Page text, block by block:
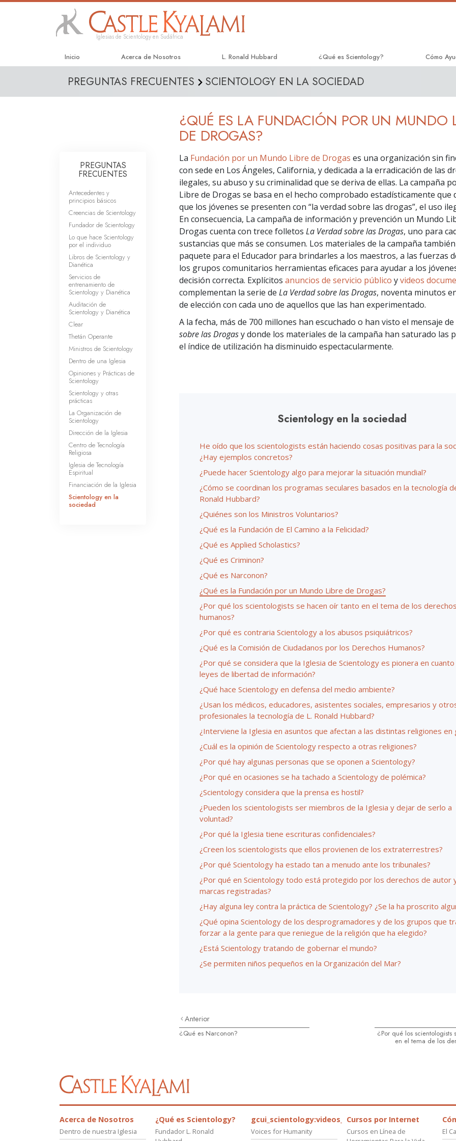
Iglesias de Scientology en Sudáfrica
Inicio Acerca de Nosotros L. Ronald Hubbard ¿Qué es Scientology?
Creencias y Prácticas
Qué dicen los Scientologists acerca de
Dentro de una Iglesia
Los Principios Básicos de Scientology
Una Introducción a Dianética
Amor y Odio: ¿Qué es Grandeza?
Cómo
Criminon
La
Unidos
Comisión
Derechos
Ministros
PREGUNTAS FRECUENTES SCIENTOLOGY EN LA SOCIEDAD
¿QUÉ ES LA FUNDACIÓN POR UN MUNDO
DE DROGAS?
La Fundación por un Mundo Libre de Drogas es una organización sin
con sede en Los Ángeles, California, y dedicada a la erradicación de las
ilegales, su abuso y su criminalidad que se deriva de ellas. La campaña
Libre de Drogas se basa en el hecho comprobado estadísticamente que
que los jóvenes se presenten con “la verdad sobre las drogas”, el uso
En consecuencia, La campaña de información y prevención un Mundo
Drogas cuenta con trece folletos La Verdad sobre las Drogas, uno para
sustancias que más se consumen. Los materiales de la campaña
paquete para el Educador para brindarles a los maestros, a las fuerzas
los grupos comunitarios herramientas eficaces para ayudar a los
decisión correcta. Explícitos anuncios de servicio público yvideos
complementan la serie de La Verdad sobre las Drogas, noventa minutos
de elección con cada uno de aquellos que las han experimentado.
A la fecha, más de 700 millones han escuchado o han visto el mensaje de
sobre las Drogasy donde los materiales de la campaña han saturado las
el índice de utilización ha disminuido espectacularmente.
Scientology en la sociedad
He oído que los scientologists están haciendo cosas positivas para la
¿Hay ejemplos concretos?
¿Puede hacer Scientology algo para mejorar la situación mundial?
¿Cómo se coordinan los programas seculares basados en la tecnología
Ronald Hubbard?
¿Quiénes son los Ministros Voluntarios?
¿Qué es la Fundación de El Camino a la Felicidad?
¿Qué es Applied Scholastics?
¿Qué es Criminon?
¿Qué es Narconon?
¿Qué es la Fundación por un Mundo Libre de Drogas?
¿Por qué los scientologists se hacen oír tanto en el tema de los derechos
humanos?
¿Por qué es contraria Scientology a los abusos psiquiátricos?
¿Qué es la Comisión de Ciudadanos por los Derechos Humanos?
¿Por qué se considera que la Iglesia de Scientology es pionera en cuanto
leyes de libertad de información?
¿Qué hace Scientology en defensa del medio ambiente?
¿Usan los médicos, educadores, asistentes sociales, empresarios y
profesionales la tecnología de L. Ronald Hubbard?
¿Interviene la Iglesia en asuntos que afectan a las distintas religiones en
¿Cuál es la opinión de Scientology respecto a otras religiones?
¿Por qué hay algunas personas que se oponen a Scientology?
¿Por qué en ocasiones se ha tachado a Scientology de polémica?
¿Scientology considera que la prensa es hostil?
¿Pueden los scientologists ser miembros de la Iglesia y dejar de serlo a
voluntad?
¿Por qué la Iglesia tiene escrituras confidenciales?
¿Creen los scientologists que ellos provienen de los extraterrestres?
¿Por qué Scientology ha estado tan a menudo ante los tribunales?
¿Por qué en Scientology todo está protegido por los derechos de autor
marcas registradas?
¿Hay alguna ley contra la práctica de Scientology? ¿Se la ha proscrito
¿Qué opina Scientology de los desprogramadores y de los grupos que
forzar a la gente para que reniegue de la religión que ha elegido?
¿Está Scientology tratando de gobernar el mundo?
¿Se permiten niños pequeños en la Organización del Mar?
Anterior
¿Qué es Narconon? ¿Por qué los scientologists
en el tema de los
PREGUNTAS
FRECUENTES
Antecedentes y
principios básicos
Creencias de Scientology
Fundador de Scientology
Lo que hace Scientology
por el individuo
Libros de Scientology y
Dianética
Servicios de
entrenamiento de
Scientology y Dianética
Auditación de
Scientology y Dianética
Clear
Thetán Operante
Ministros de Scientology
Dentro de una Iglesia
Opiniones y Prácticas de
Scientology
Scientology y otras
prácticas
La Organización de
Scientology
Dirección de la Iglesia
Centro de Tecnología
Religiosa
Iglesia de Tecnología
Espiritual
Financiación de la Iglesia
Scientology en la
sociedad
Acerca de Nosotros
Dentro de nuestra Iglesia
¿Qué es Scientology?
Fundador L. Ronald
gcui_scientology:videos_about_kyalami_from_scnnw
Voices for Humanity
Cursos por Internet
Cursos en Línea de
El